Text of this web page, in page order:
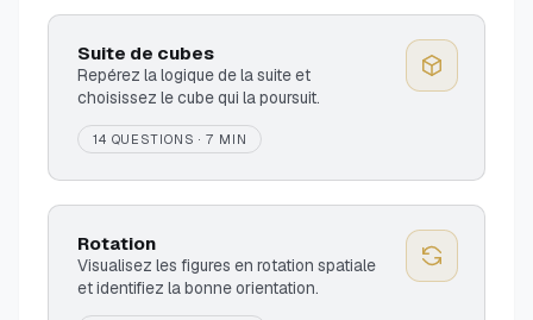
Suite de cubes
Repérez la logique de la suite et
choisissez le cube qui la poursuit.
14 QUESTIONS · 7 MIN
Rotation
Visualisez les figures en rotation spatiale
et identifiez la bonne orientation.